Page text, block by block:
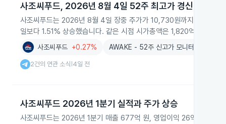
사조씨푸드, 2026년 8월 4일 52주 최고가 경신
사조씨푸드는 2026년 8월 4일 장중 주가가 10,730원까지 오르며
일보다 1.51% 상승했습니다. 같은 시점 시가총액은 1,820억 원으로
사조씨푸드 +0.27% AWAKE - 52주 신고가 모니터링
2건의 연관 소식 4일 전
사조씨푸드 2026년 1분기 실적과 주가 상승
사조씨푸드는 2026년 1분기 매출 677억 원, 영업이익 26억 원, 순이